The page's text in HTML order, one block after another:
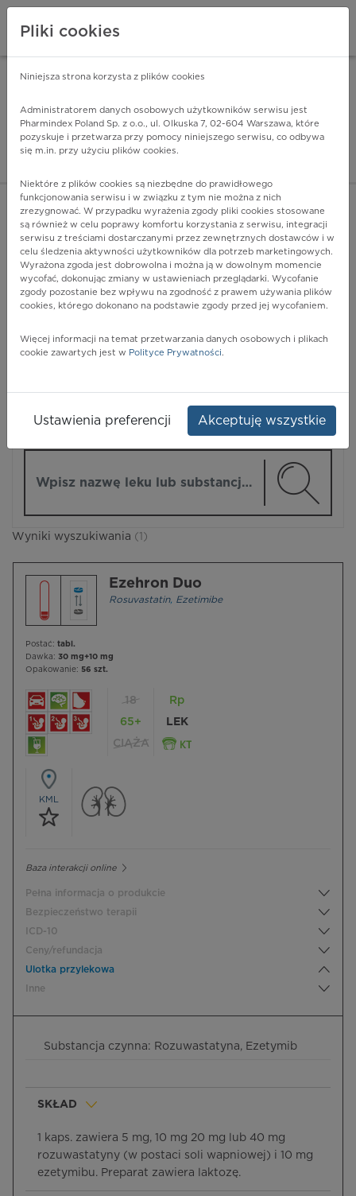
Pharmindex - lider
ZALOGUJ SIĘ
POKAŻ FILTRY
Pharmindex
Wyniki wyszukiwania (1)
Ezehron Duo
Rosuvastatin, Ezetimibe
Postać: tabl.
Dawka: 30 mg+10 mg
Opakowanie: 56 szt.
18
65+
CIĄŻA
Rp
LEK
KML
Baza interakcji online
Pełna informacja o produkcie
Bezpieczeństwo terapii
ICD-10
Ceny/refundacja
Ulotka przylekowa
Inne
Substancja czynna: Rozuwastatyna, Ezetymib
SKŁAD
1 kaps. zawiera 5 mg, 10 mg 20 mg lub 40 mg
rozuwastatyny (w postaci soli wapniowej) i 10 mg
ezetymibu. Preparat zawiera laktozę.
Pliki cookies
Niniejsza strona korzysta z plików cookies
Administratorem danych osobowych użytkowników serwisu jest
Pharmindex Poland Sp. z o.o., ul. Olkuska 7, 02-604 Warszawa, które
pozyskuje i przetwarza przy pomocy niniejszego serwisu, co odbywa
się m.in. przy użyciu plików cookies.
Niektóre z plików cookies są niezbędne do prawidłowego
funkcjonowania serwisu i w związku z tym nie można z nich
zrezygnować. W przypadku wyrażenia zgody pliki cookies stosowane
są również w celu poprawy komfortu korzystania z serwisu, integracji
serwisu z treściami dostarczanymi przez zewnętrznych dostawców i w
celu śledzenia aktywności użytkowników dla potrzeb marketingowych.
Wyrażona zgoda jest dobrowolna i można ją w dowolnym momencie
wycofać, dokonując zmiany w ustawieniach przeglądarki. Wycofanie
zgody pozostanie bez wpływu na zgodność z prawem używania plików
cookies, którego dokonano na podstawie zgody przed jej wycofaniem.
Więcej informacji na temat przetwarzania danych osobowych i plikach
cookie zawartych jest w Polityce Prywatności.
Ustawienia preferencji Akceptuję wszystkie
ZA DARMO - w Google Play INSTALUJ